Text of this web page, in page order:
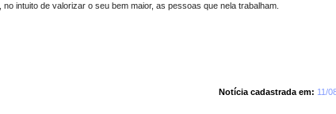
intuito de valorizar o seu bem maior, as pessoas que nela trabalham.
Notícia cadastrada em: 11/